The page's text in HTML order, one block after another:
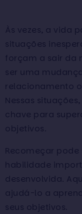
Às vezes, a vida
situações
forçam a sair da
ser uma
relacionamento
Nessas
chave para
objetivos.
Recomeçar
habilidade
desenvolvida.
ajudá-lo a
seus objetivos.